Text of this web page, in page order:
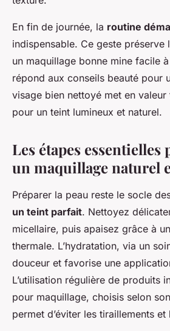
En fin de journée, la routine
indispensable. Ce geste préserve
un maquillage bonne mine facile
répond aux conseils beauté pour
visage bien nettoyé met en valeur
pour un teint lumineux et naturel.
Les étapes
un maquillage naturel
Préparer la peau reste le socle
un teint parfait. Nettoyez
micellaire, puis apaisez grâce à
thermale. L’hydratation, via un
douceur et favorise une
L’utilisation régulière de produits
pour maquillage, choisis selon
permet d’éviter les tiraillements